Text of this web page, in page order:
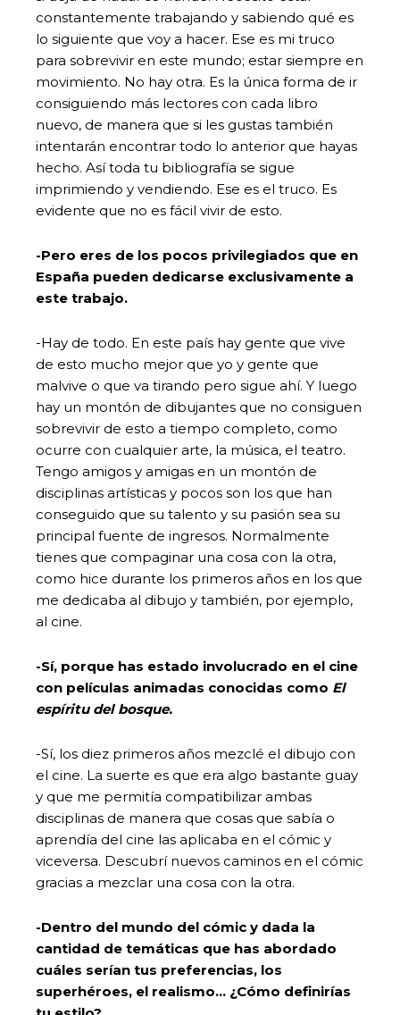
constantemente trabajando y sabiendo qué es
lo siguiente que voy a hacer. Ese es mi truco
para sobrevivir en este mundo; estar siempre en
movimiento. No hay otra. Es la única forma de ir
consiguiendo más lectores con cada libro
nuevo, de manera que si les gustas también
intentarán encontrar todo lo anterior que hayas
hecho. Así toda tu bibliografía se sigue
imprimiendo y vendiendo. Ese es el truco. Es
evidente que no es fácil vivir de esto.
-Pero eres de los pocos privilegiados que en
España pueden dedicarse exclusivamente a
este trabajo.
-Hay de todo. En este país hay gente que vive
de esto mucho mejor que yo y gente que
malvive o que va tirando pero sigue ahí. Y luego
hay un montón de dibujantes que no consiguen
sobrevivir de esto a tiempo completo, como
ocurre con cualquier arte, la música, el teatro.
Tengo amigos y amigas en un montón de
disciplinas artísticas y pocos son los que han
conseguido que su talento y su pasión sea su
principal fuente de ingresos. Normalmente
tienes que compaginar una cosa con la otra,
como hice durante los primeros años en los que
me dedicaba al dibujo y también, por ejemplo,
al cine.
-Sí, porque has estado involucrado en el cine
con películas animadas conocidas como El
espíritu del bosque.
-Sí, los diez primeros años mezclé el dibujo con
el cine. La suerte es que era algo bastante guay
y que me permitía compatibilizar ambas
disciplinas de manera que cosas que sabía o
aprendía del cine las aplicaba en el cómic y
viceversa. Descubrí nuevos caminos en el cómic
gracias a mezclar una cosa con la otra.
-Dentro del mundo del cómic y dada la
cantidad de temáticas que has abordado
cuáles serían tus preferencias, los
superhéroes, el realismo… ¿Cómo definirías